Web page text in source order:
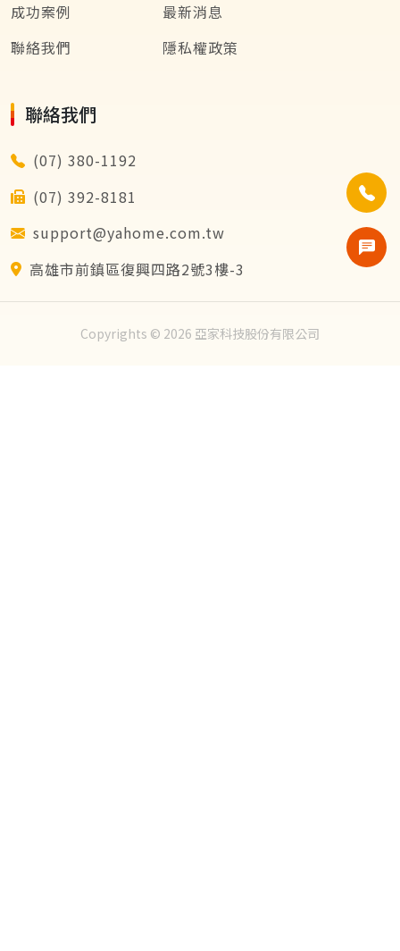
成功案例
最新消息
聯絡我們
隱私權政策
聯絡我們
(07) 380-1192
(07) 392-8181
support@yahome.com.tw
高雄市前鎮區復興四路2號3樓-3
Copyrights © 2026 亞家科技股份有限公司